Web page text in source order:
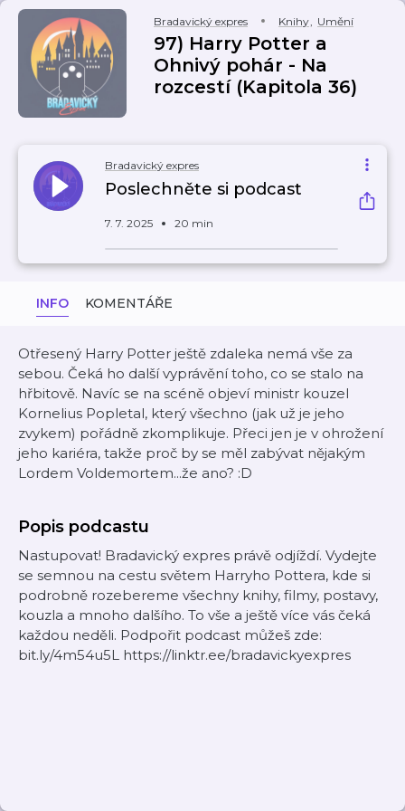
Bradavický expres Knihy, Umění
97) Harry Potter a
Ohnivý pohár - Na
rozcestí (Kapitola 36)
Bradavický expres
Poslechněte si podcast
7. 7. 2025 20 min
INFO KOMENTÁŘE
Otřesený Harry Potter ještě zdaleka nemá vše za
sebou. Čeká ho další vyprávění toho, co se stalo na
hřbitově. Navíc se na scéně objeví ministr kouzel
Kornelius Popletal, který všechno (jak už je jeho
zvykem) pořádně zkomplikuje. Přeci jen je v ohrožení
jeho kariéra, takže proč by se měl zabývat nějakým
Lordem Voldemortem...že ano? :D
Popis podcastu
Nastupovat! Bradavický expres právě odjíždí. Vydejte
se semnou na cestu světem Harryho Pottera, kde si
podrobně rozebereme všechny knihy, filmy, postavy,
kouzla a mnoho dalšího. To vše a ještě více vás čeká
každou neděli. Podpořit podcast můžeš zde:
bit.ly/4m54u5L https://linktr.ee/bradavickyexpres